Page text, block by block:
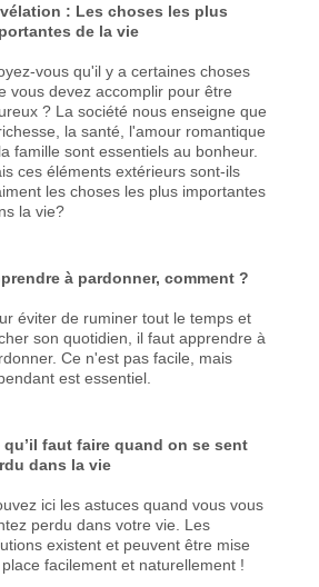
: Les choses les plus
de la vie
vous qu'il y a certaines choses
vous devez accomplir pour être
? La société nous enseigne que
la santé, l'amour romantique
famille sont essentiels au bonheur.
ces éléments extérieurs sont-ils
les choses les plus importantes
la vie?
à pardonner, comment ?
éviter de ruminer tout le temps et
son quotidien, il faut apprendre à
Ce n'est pas facile, mais
est essentiel.
qu’il faut faire quand on se sent
dans la vie
ici les astuces quand vous vous
perdu dans votre vie. Les
existent et peuvent être mise
facilement et naturellement !